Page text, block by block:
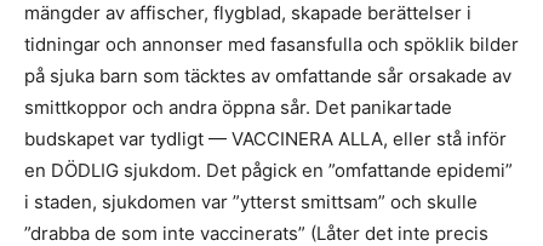
mängder av affischer, flygblad, skapade berättelser i
tidningar och annonser med fasansfulla och spöklik bilder
på sjuka barn som täcktes av omfattande sår orsakade av
smittkoppor och andra öppna sår. Det panikartade
budskapet var tydligt — VACCINERA ALLA, eller stå inför
en DÖDLIG sjukdom. Det pågick en ”omfattande epidemi”
i staden, sjukdomen var ”ytterst smittsam” och skulle
”drabba de som inte vaccinerats” (Låter det inte precis